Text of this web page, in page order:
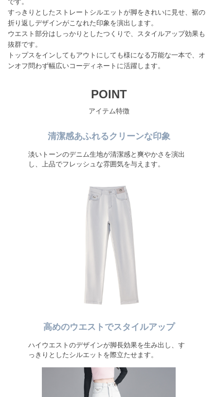
すっきりとしたストレートシルエットが脚をきれいに見せ、裾の
折り返しデザインがこなれた印象を演出します。
ウエスト部分はしっかりとしたつくりで、スタイルアップ効果も
抜群です。
トップスをインしてもアウトにしても様になる万能な一本で、オ
ンオフ問わず幅広いコーディネートに活躍します。
POINT
アイテム特徴
清潔感あふれるクリーンな印象
淡いトーンのデニム生地が清潔感と爽やかさを演出
し、上品でフレッシュな雰囲気を与えます。
高めのウエストでスタイルアップ
ハイウエストのデザインが脚長効果を生み出し、す
っきりとしたシルエットを際立たせます。